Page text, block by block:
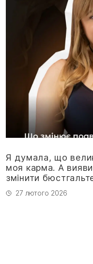
Я думала, що
моя карма. А
змінити
27 лютого 2026